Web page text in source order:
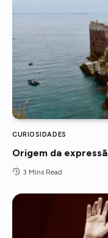
CURIOSIDADES
Origem da
3 Mins Read